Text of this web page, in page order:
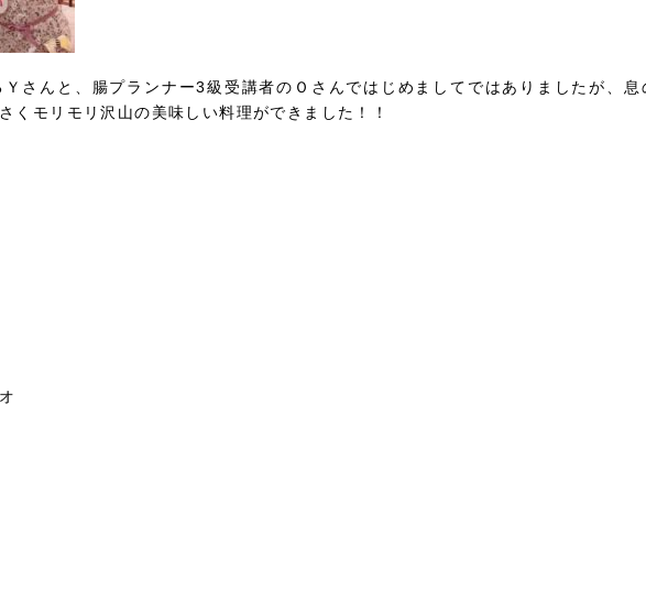
さんと、腸プランナー3級受講者のＯさんではじめましてではありましたが、息
くモリモリ沢山の美味しい料理ができました！！